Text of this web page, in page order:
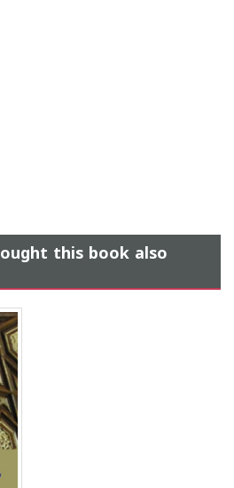
this book also